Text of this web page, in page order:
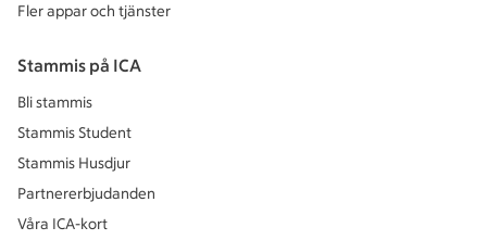
Fler appar och tjänster
Stammis på ICA
Bli stammis
Stammis Student
Stammis Husdjur
Partnererbjudanden
Våra ICA-kort